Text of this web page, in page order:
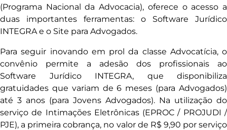
(Programa Nacional da Advocacia), oferece o acesso a
duas importantes ferramentas: o Software Jurídico
INTEGRA e o Site para Advogados.
Para seguir inovando em prol da classe Advocatícia, o
convênio permite a adesão dos profissionais ao
Software Jurídico INTEGRA, que disponibiliza
gratuidades que variam de 6 meses (para Advogados)
até 3 anos (para Jovens Advogados). Na utilização do
serviço de Intimações Eletrônicas (EPROC / PROJUDI /
PJE), a primeira cobrança, no valor de R$ 9,90 por serviço